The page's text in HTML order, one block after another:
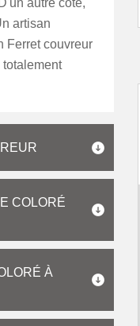
autre côté,
artisan
Ferret couvreur
COLORÉ
À